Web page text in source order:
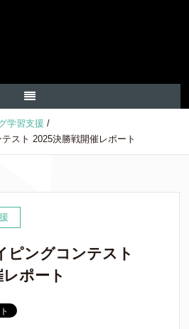
学習支援 /
スト 2025決勝戦開催レポート
ピングコンテスト
ポート